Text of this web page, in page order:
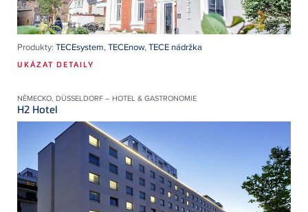
Produkty: TECEsystem,TECEnow,TECE nádržka
UKÁZAT DETAILY
NĚMECKO, DÜSSELDORF – HOTEL & GASTRONOMIE
H2 Hotel